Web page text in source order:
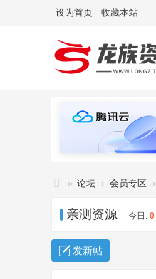
设为首页 收藏本站
族
资
源
» 论坛 › 会员专区 ›
亲测资源 今日: 0
发新帖